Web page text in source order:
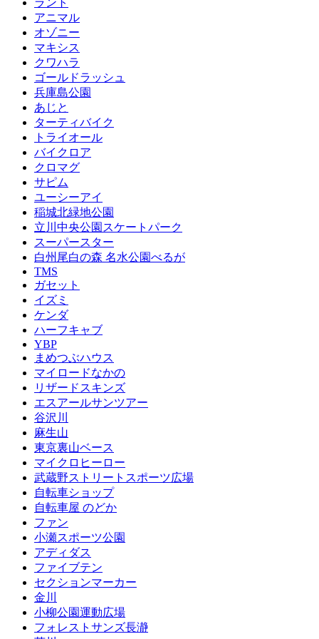
アニマル
オゾニー
マキシス
クワハラ
ゴールドラッシュ
兵庫島公園
あじと
ターティバイク
トライオール
バイクロア
クロマグ
サピム
ユーシーアイ
稲城北緑地公園
立川中央公園スケートパーク
スーパースター
白州尾白の森 名水公園べるが
TMS
ガセット
イズミ
ケンダ
ハーフキャブ
YBP
まめつぶハウス
マイロードなかの
リザードスキンズ
エスアールサンツアー
谷沢川
麻生山
東京裏山ベース
マイクロヒーロー
武蔵野ストリートスポーツ広場
自転車ショップ
自転車屋 のどか
ファン
小瀬スポーツ公園
アディダス
ファイブテン
セクションマーカー
金川
小柳公園運動広場
フォレストサンズ長瀞